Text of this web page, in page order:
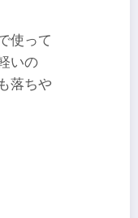
使って
いの
落ちや